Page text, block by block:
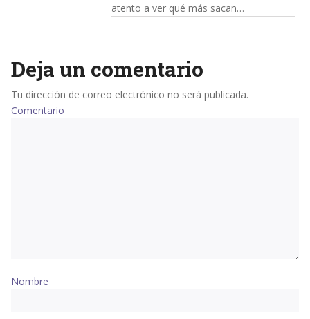
atento a ver qué más sacan…
Deja un comentario
Tu dirección de correo electrónico no será publicada.
Comentario
Nombre